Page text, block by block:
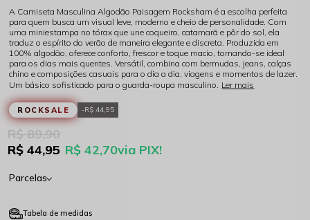
A Camiseta Masculina Algodão Paisagem Rocksham é a escolha perfeita
para quem busca um visual leve, moderno e cheio de personalidade. Com
uma miniestampa no tórax que une coqueiro, catamarã e pôr do sol, ela
traduz o espírito do verão de maneira elegante e discreta. Produzida em
100% algodão, oferece conforto, frescor e toque macio, tornando-se ideal
para os dias mais quentes. Versátil, combina com bermudas, jeans, calças
chino e composições casuais para o dia a dia, viagens e momentos de lazer.
Um básico sofisticado para o guarda-roupa masculino. Ler mais
ROCKSALE R$ 44,95
R$ 42,70via PIX!
R$ 89,90
R$ 44,95
Parcelas
Tabela de medidas